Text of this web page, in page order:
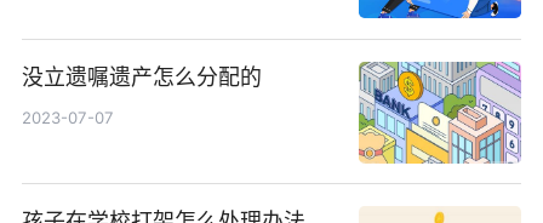
没立遗嘱遗产怎么分配的
2023-07-07